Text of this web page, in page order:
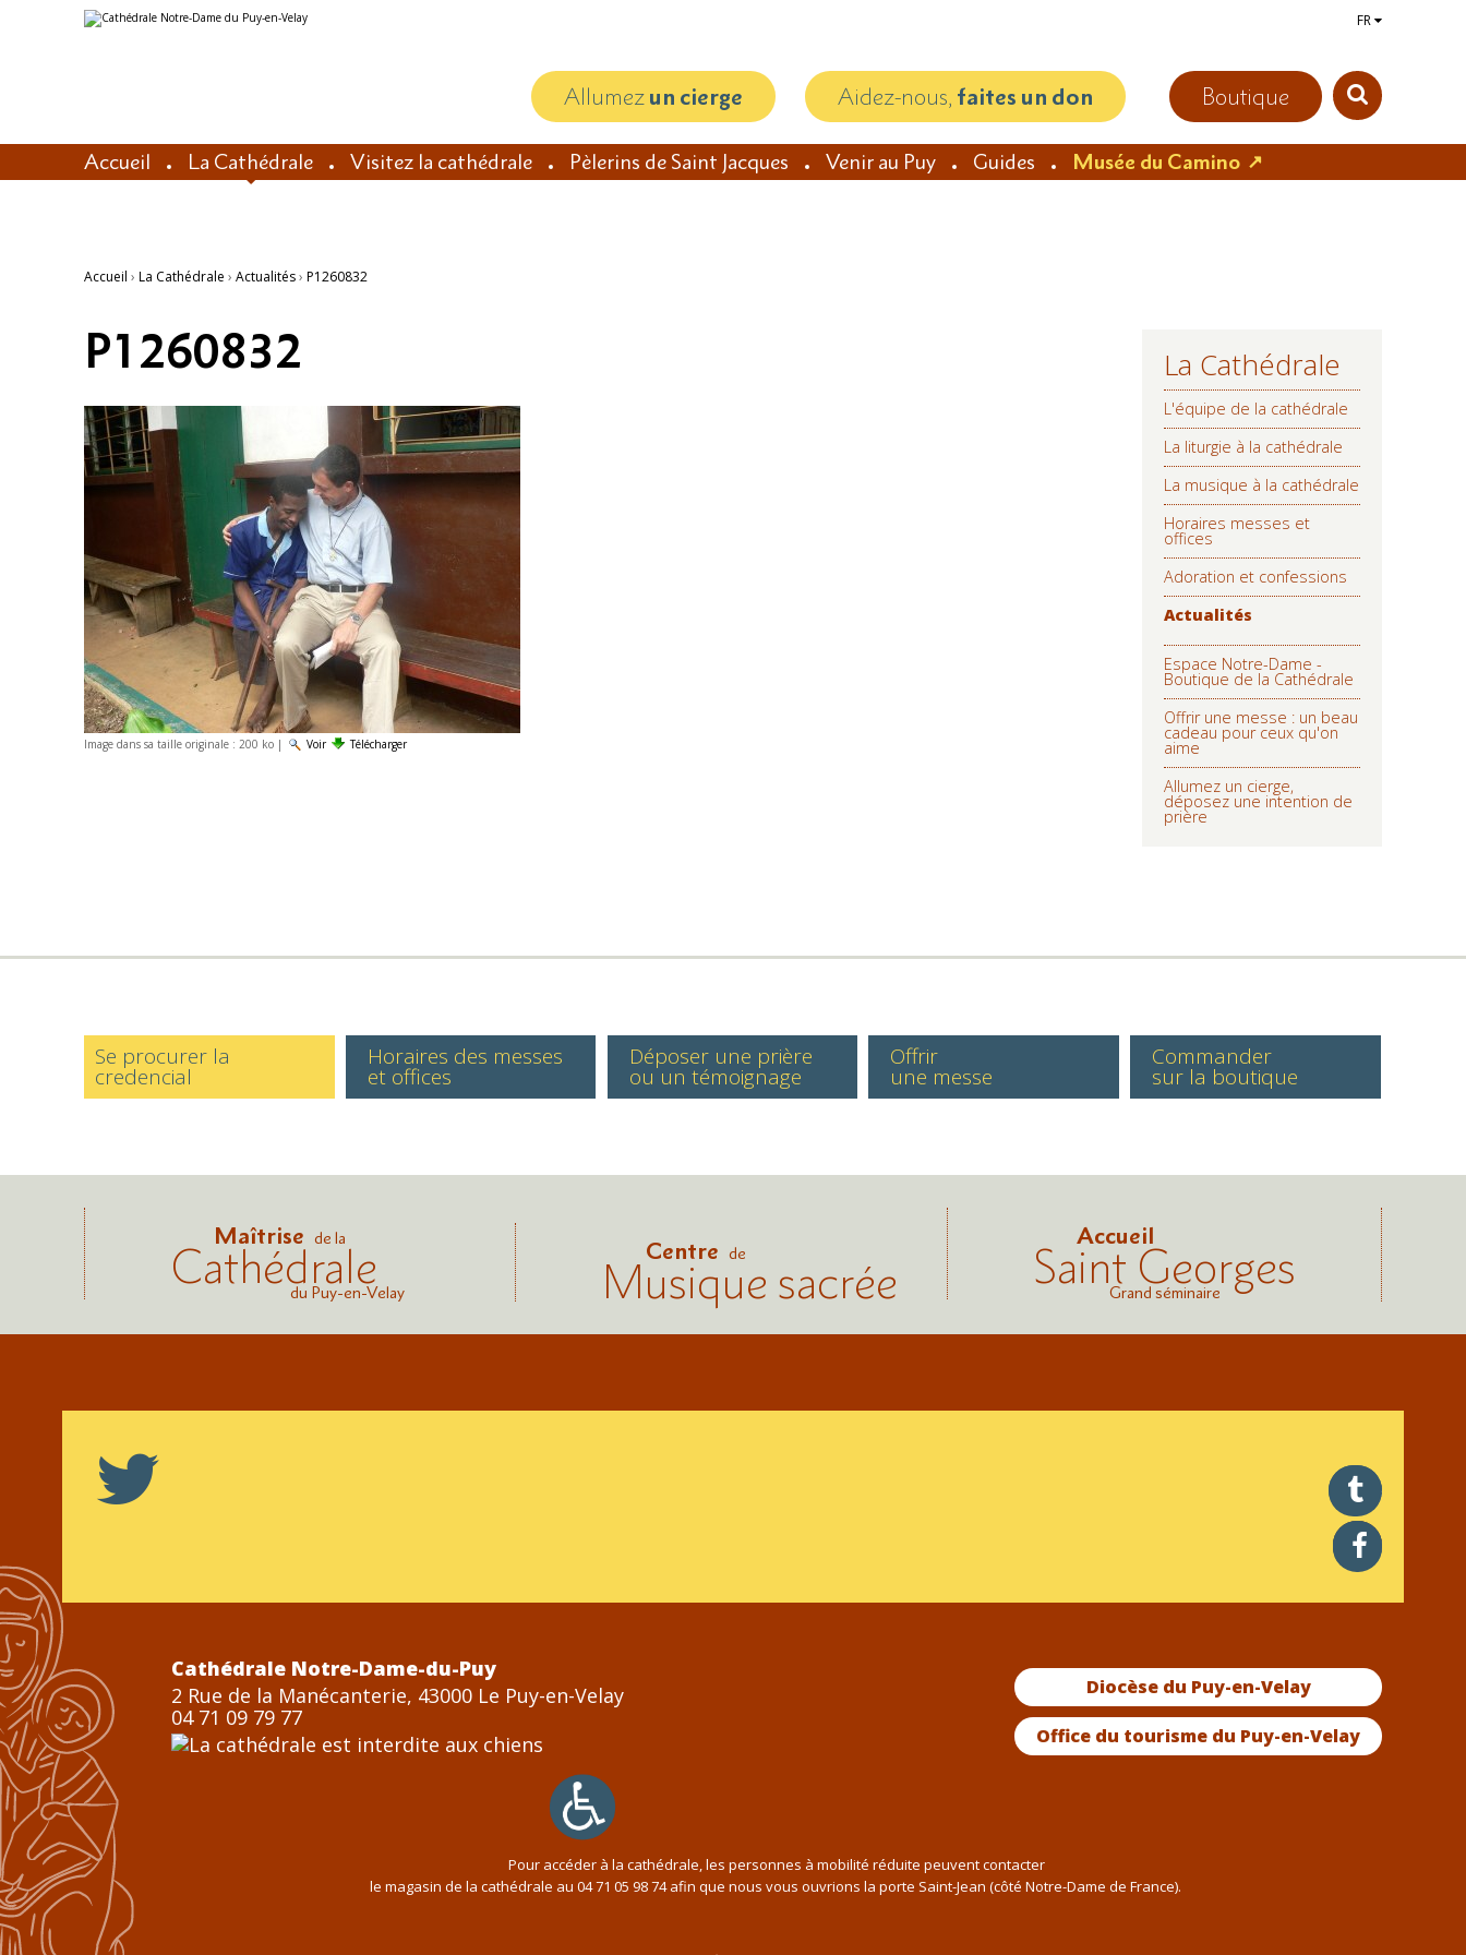
Aller
au
Outils
personnels
FR
Boutique
Allumezun cierge Aidez-nous, faites un don
Accueil La Cathédrale Visitez la cathédrale Pèlerins de Saint Jacques Venir au Puy Guides Musée du Camino
Accueil › La Cathédrale › Actualités› P1260832
NAVIGATION
La Cathédrale
L'équipe de la cathédrale
La liturgie à la cathédrale
La musique à la cathédrale
Horaires messes et
offices
Adoration et confessions
Actualités
Espace Notre-Dame -
Boutique de la Cathédrale
Offrir une messe : un beau
cadeau pour ceux qu'on
aime
Allumez un cierge,
déposez une intention de
prière
P1260832
Image dans sa taille originale : 200 ko | Voir Télécharger
Se procurer la
credencial
Horaires des messes
et offices
Déposer une prière
ou un témoignage
Offrir
une messe
Commander
sur la boutique
Maîtrise de la
Cathédrale
du Puy-en-Velay
Centre de
Musique sacrée
Accueil
Saint Georges
Grand séminaire
twitter
facebook
Diocèse du Puy-en-Velay
Office du tourisme du Puy-en-Velay
Cathédrale Notre-Dame-du-Puy
2 Rue de la Manécanterie, 43000 Le Puy-en-Velay
04 71 09 79 77
Pour accéder à la cathédrale, les personnes à mobilité réduite peuvent contacter
le magasin de la cathédrale au 04 71 05 98 74afin que nous vous ouvrions la porte Saint-Jean (côté Notre-Dame de France).